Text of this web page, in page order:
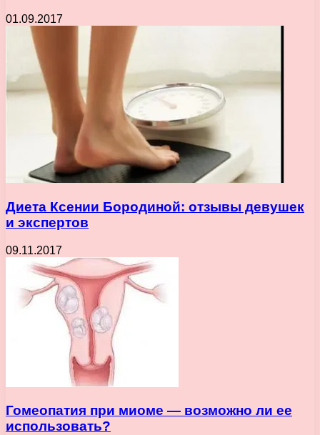
01.09.2017
Диета Ксении Бородиной: отзывы девушек
и экспертов
09.11.2017
Гомеопатия при миоме — возможно ли ее
использовать?